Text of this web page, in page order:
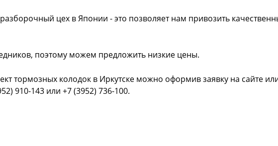
цех в Японии - это позволяет нам привозить
поэтому можем предложить низкие цены.
тормозных колодок в Иркутске можно оформив заявку на сайте
910-143 или +7 (3952) 736-100.